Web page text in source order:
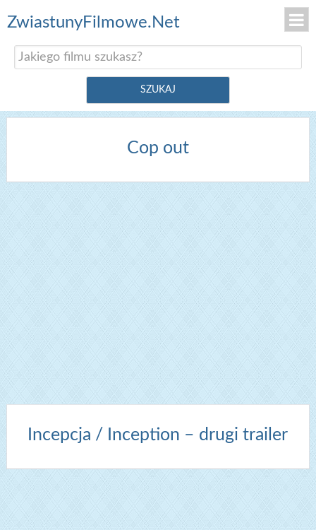
ZwiastunyFilmowe.Net
Cop out
Incepcja / Inception – drugi trailer